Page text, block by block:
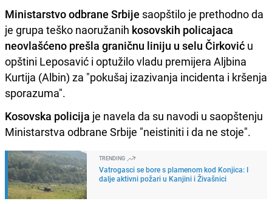
Ministarstvo odbrane Srbije saopštilo je prethodno da
je grupa teško naoružanih kosovskih policajaca
neovlašćeno prešla graničnu liniju u selu Čirković u
opštini Leposavić i optužilo vladu premijera Aljbina
Kurtija (Albin) za "pokušaj izazivanja incidenta i kršenja
sporazuma".
Kosovska policija je navela da su navodi u saopštenju
Ministarstva odbrane Srbije "neistiniti i da ne stoje".
TRENDING
Vatrogasci se bore s plamenom kod Konjica: I
dalje aktivni požari u Kanjini i Živašnici